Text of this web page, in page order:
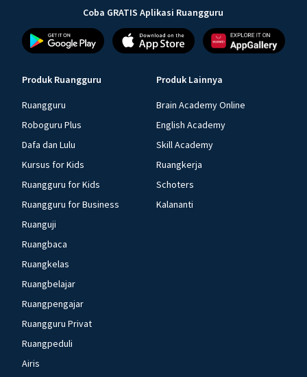
Coba GRATIS Aplikasi Ruangguru
Produk Ruangguru
Ruangguru
Roboguru Plus
Dafa dan Lulu
Kursus for Kids
Ruangguru for Kids
Ruangguru for Business
Ruanguji
Ruangbaca
Ruangkelas
Ruangbelajar
Ruangpengajar
Ruangguru Privat
Ruangpeduli
Airis
Produk Lainnya
Brain Academy Online
English Academy
Skill Academy
Ruangkerja
Schoters
Kalananti